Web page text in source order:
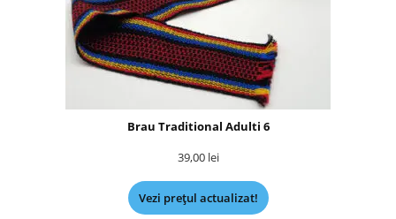
Brau Traditional Adulti 6
39,00 lei
Vezi prețul actualizat!